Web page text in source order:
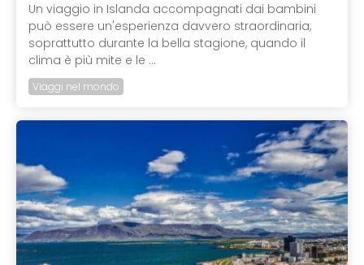
Un viaggio in Islanda accompagnati dai bambini
può essere un'esperienza davvero straordinaria,
soprattutto durante la bella stagione, quando il
clima è più mite e le ...
Viaggi nel mondo